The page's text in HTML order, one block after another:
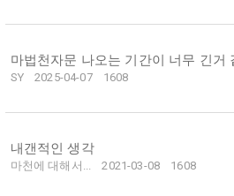
마법천자문 나오는 기간이 너무 긴거
SY
2025-04-07 1608
내갠적인 생각
마천에 대해서... 2021-03-08 1608